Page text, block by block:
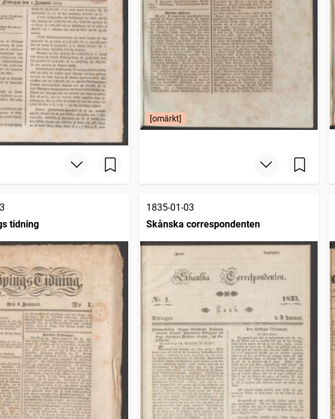
[omärkt]
tidning
1835-01-03
Skånska correspondenten